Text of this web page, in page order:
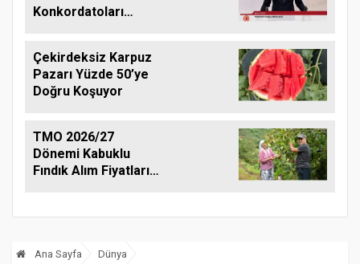
Konkordatoları
Çekirdeksiz Karpuz
Pazarı Yüzde 50’ye
Doğru Koşuyor
TMO 2026/27
Dönemi Kabuklu
Fındık Alım Fiyatlarını
Ana Sayfa Dünya